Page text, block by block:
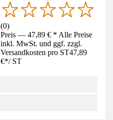
(0)
Preis — 47,89 € * Alle Preise
inkl. MwSt. und ggf. zzgl.
Versandkosten pro ST47,89
€*/ ST